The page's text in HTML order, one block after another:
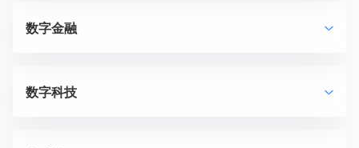
数字金融
数字科技